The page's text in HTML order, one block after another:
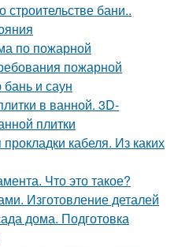
бани..
по пожарной
пожарной
и саун
в ванной. 3D-
плитки
кабеля. Из каких
Что это такое?
Изготовление деталей
дома. Подготовка